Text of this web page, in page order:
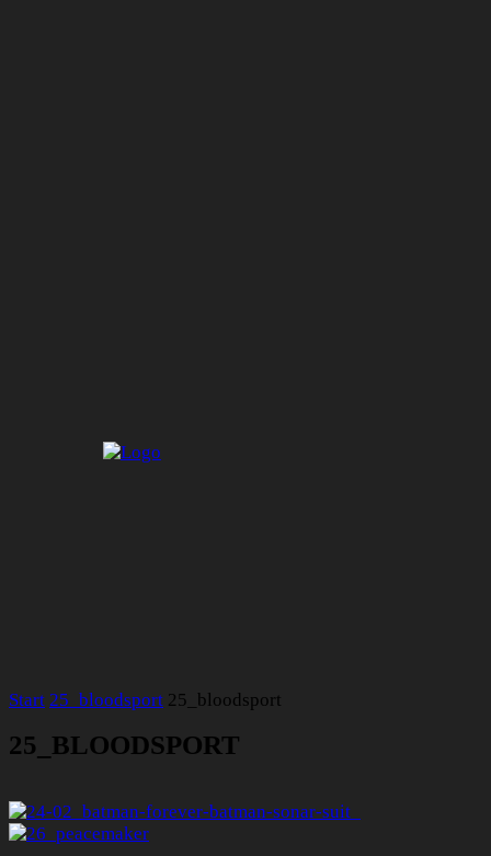
Start 25_bloodsport 25_bloodsport
25_BLOODSPORT